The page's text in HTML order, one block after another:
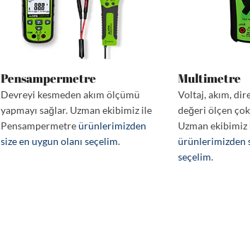
Pensampermetre
Devreyi kesmeden akım ölçümü
yapmayı sağlar. Uzman ekibimiz ile
Pensampermetreürünlerimizden
size en uygun olanı seçelim.
Multimetre
Voltaj, akım,
değeri ölçen
Uzman
ürünlerimizden
seçelim.